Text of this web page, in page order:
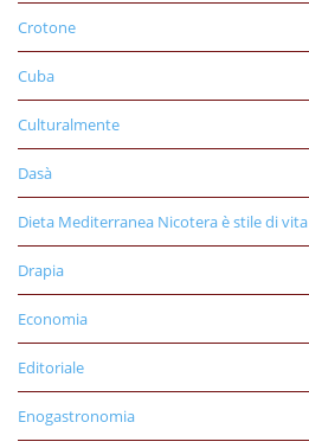
Crotone
Cuba
Culturalmente
Dasà
Dieta Mediterranea Nicotera è stile di vita
Drapia
Economia
Editoriale
Enogastronomia